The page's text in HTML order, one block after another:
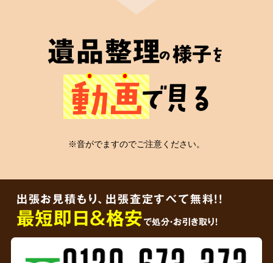
安心の証
理をご依頼者様に届けることをお約束します。
遺品整理の様子を
動画で見る
※音がでますのでご注意ください。
出張お見積もり、出張査定すべて無料!!
最短即日＆格安で処分・お引き取り！